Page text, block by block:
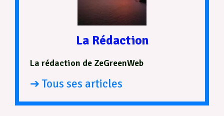
La Rédaction
La rédaction de ZeGreenWeb
➔ Tous ses articles